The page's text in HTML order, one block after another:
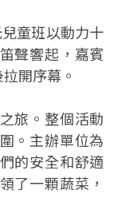
童班以動力十
聲響起，嘉賓
開序幕。
旅。整個活動
。主辦單位為
的安全和舒適
了一顆蔬菜，